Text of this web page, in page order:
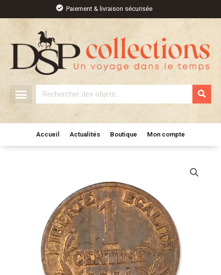
contenu
Paiement & livraison sécurisée
Rechercher
Accueil Actualités Boutique Mon compte